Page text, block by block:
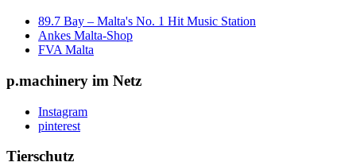
89.7 Bay – Malta's No. 1 Hit Music Station
Ankes Malta-Shop
FVA Malta
p.machinery im Netz
Instagram
pinterest
Tierschutz